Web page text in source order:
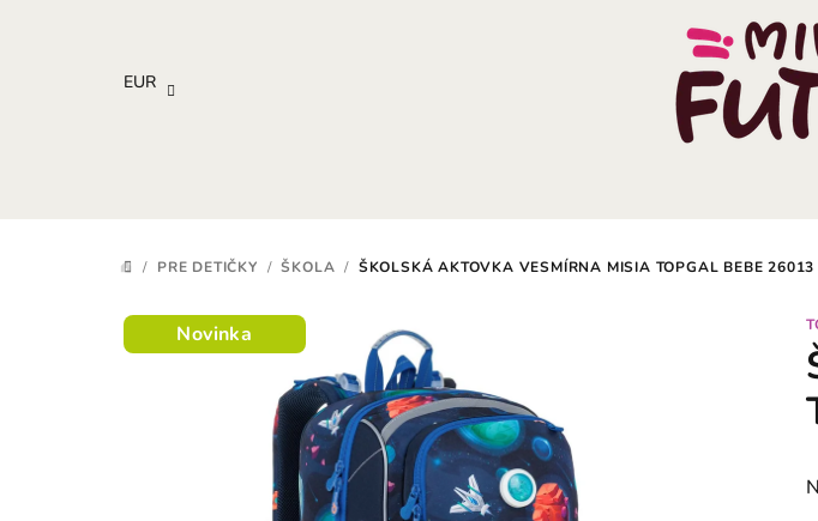
EUR
DOMOV
/ PRE DETIČKY / ŠKOLA / ŠKOLSKÁ AKTOVKA VESMÍRNA MISIA TOPGAL BEBE 26013
Novinka